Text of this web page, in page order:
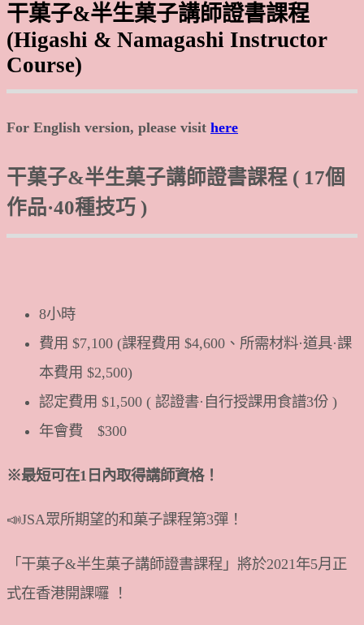
干菓子&半生菓子講師證書課程
(Higashi & Namagashi Instructor
Course)
For English version, please visit here
干菓子&半生菓子講師證書課程 ( 17個
作品·40種技巧 )
8小時
費用 $7,100 (課程費用 $4,600、所需材料·道具·課
本費用 $2,500)
認定費用 $1,500 ( 認證書·自行授課用食譜3份 )
年會費 $300
※最短可在1日內取得講師資格！
📣JSA眾所期望的和菓子課程第3彈！
「干菓子&半生菓子講師證書課程」將於2021年5月正
式在香港開課囉 ！